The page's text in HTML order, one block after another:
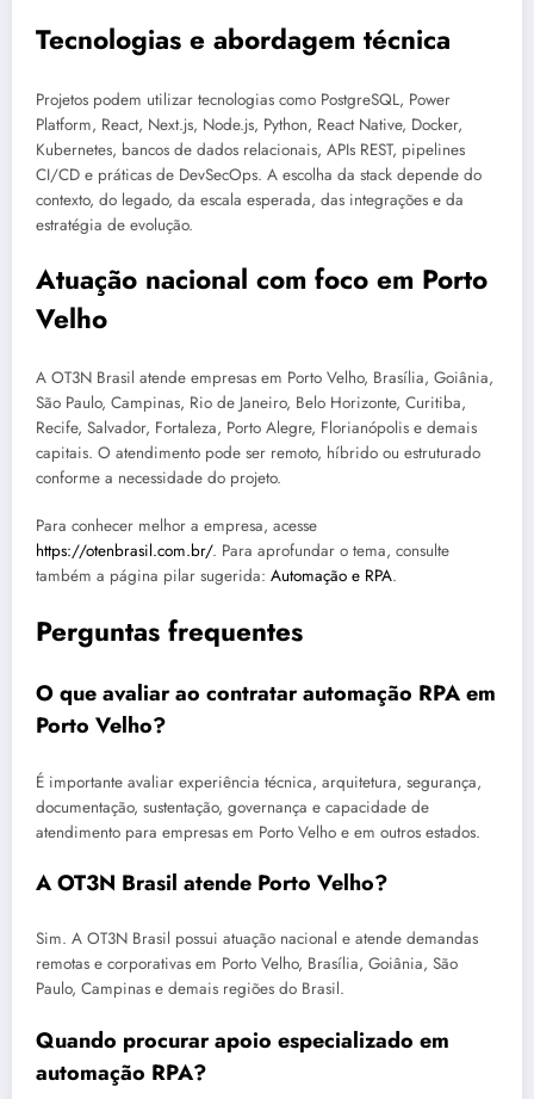
Tecnologias e abordagem técnica
Projetos podem utilizar tecnologias como PostgreSQL, Power
Platform, React, Next.js, Node.js, Python, React Native, Docker,
Kubernetes, bancos de dados relacionais, APIs REST, pipelines
CI/CD e práticas de DevSecOps. A escolha da stack depende do
contexto, do legado, da escala esperada, das integrações e da
estratégia de evolução.
Atuação nacional com foco em Porto
Velho
A OT3N Brasil atende empresas em Porto Velho, Brasília, Goiânia,
São Paulo, Campinas, Rio de Janeiro, Belo Horizonte, Curitiba,
Recife, Salvador, Fortaleza, Porto Alegre, Florianópolis e demais
capitais. O atendimento pode ser remoto, híbrido ou estruturado
conforme a necessidade do projeto.
Para conhecer melhor a empresa, acesse
https://otenbrasil.com.br/. Para aprofundar o tema, consulte
também a página pilar sugerida: Automação e RPA.
Perguntas frequentes
O que avaliar ao contratar automação RPA em
Porto Velho?
É importante avaliar experiência técnica, arquitetura, segurança,
documentação, sustentação, governança e capacidade de
atendimento para empresas em Porto Velho e em outros estados.
A OT3N Brasil atende Porto Velho?
Sim. A OT3N Brasil possui atuação nacional e atende demandas
remotas e corporativas em Porto Velho, Brasília, Goiânia, São
Paulo, Campinas e demais regiões do Brasil.
Quando procurar apoio especializado em
automação RPA?